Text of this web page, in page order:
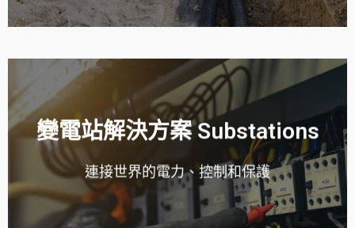
變電站解決方案 Substations
連接世界的電力、控制和保護
對電源供應和分配的需求日益增加。
READ MORE